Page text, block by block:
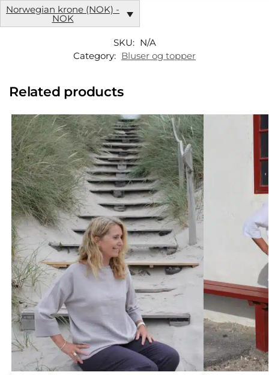
Norwegian krone (NOK) -
NOK
SKU: N/A
Category: Bluser og topper
Related products